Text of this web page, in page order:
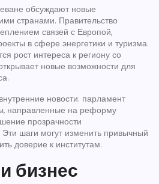
обсуждают новые
странами. Правительство
связей с Европой,
в сфере энергетики и туризма.
рост интереса к региону со
новые возможности для
новости: парламент
направленные на реформу
прозрачности
Эти шаги могут изменить привычный
доверие к институтам.
бизнес